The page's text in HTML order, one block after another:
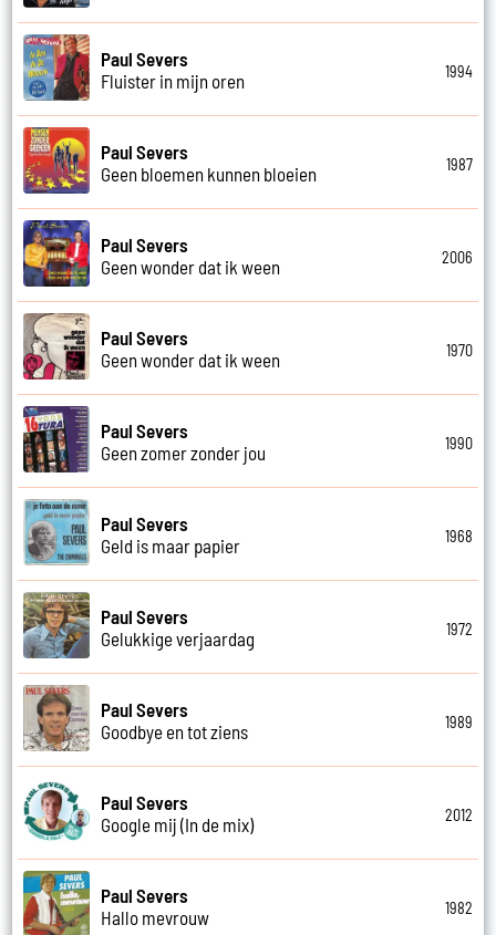
Paul Severs
Fluister in mijn oren
1994
Paul Severs
Geen bloemen kunnen bloeien
1987
Paul Severs
Geen wonder dat ik ween
2006
Paul Severs
Geen wonder dat ik ween
1970
Paul Severs
Geen zomer zonder jou
1990
Paul Severs
Geld is maar papier
1968
Paul Severs
Gelukkige verjaardag
1972
Paul Severs
Goodbye en tot ziens
1989
Paul Severs
Google mij (In de mix)
2012
Paul Severs
Hallo mevrouw
1982